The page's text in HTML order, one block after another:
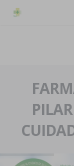
La farmacia
Nuestra historia
Nuestro equipo
Eventos
Servicios y
Pedidos express